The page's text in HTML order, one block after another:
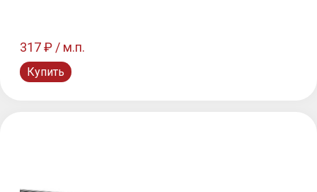
317 ₽ / м.п.
Купить